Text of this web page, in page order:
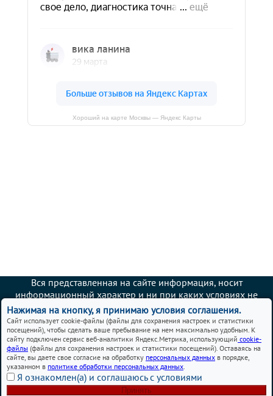
Нажимая на кнопку, я принимаю условия соглашения.
Сайт использует cookie-файлы (файлы для сохранения настроек и статистики
посещений), чтобы сделать ваше пребывание на нем максимально удобным. К
сайту подключен сервис веб-аналитики Яндекс.Метрика, использующий cookie-
файлы (файлы для сохранения настроек и статистики посещений). Оставаясь на
сайте, вы даете свое согласие на обработку персональных данных в порядке,
указанном в политике обработки персональных данных.
Я ознакомлен(а) и соглашаюсь с условиями
Принять
Хороший на карте Москвы — Яндекс Карты
Вся представленная на сайте информация, носит
информационный характер и ни при каких условиях не
является публичной офертой.
Автосервисы Chery в Москве – ремонт и обслуживание
автомобилей
Политика использования cookies
Согласие на обработку персональных данных
Политика обработки персональных данных